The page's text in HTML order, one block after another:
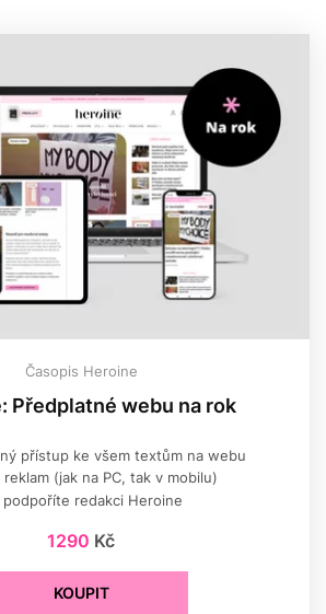
Časopis Heroine
Předplatné webu na rok
přístup ke všem textům na webu
(jak na PC, tak v mobilu)
podpoříte redakci Heroine
1290 Kč
KOUPIT